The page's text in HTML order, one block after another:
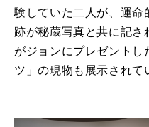
験していた二人が、運命
跡が秘蔵写真と共に記さ
がジョンにプレゼントし
ツ」の現物も展示されて